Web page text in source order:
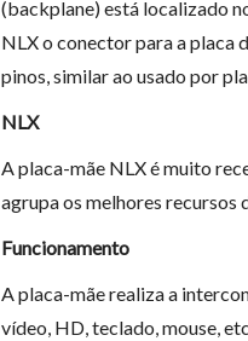
(backplane) está localizado
NLX o conector para a placa
pinos, similar ao usado por
NLX
A placa-mãe NLX é muito
agrupa os melhores recursos
Funcionamento
A placa-mãe realiza a
vídeo, HD, teclado, mouse,